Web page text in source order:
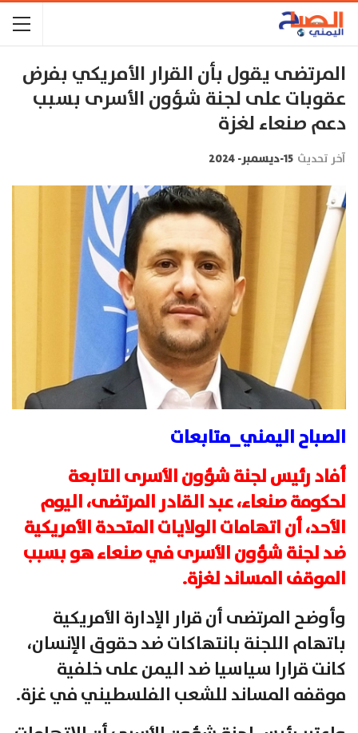
المرتضى يقول بأن القرار الأمريكي بفرض
عقوبات على لجنة شؤون الأسرى بسبب
دعم صنعاء لغزة
آخر تحديث 15-ديسمبر- 2024
الصباح اليمني_متابعات
أفاد رئيس لجنة شؤون الأسرى التابعة
لحكومة صنعاء، عبد القادر المرتضى، اليوم
الأحد، أن اتهامات الولايات المتحدة الأمريكية
ضد لجنة شؤون الأسرى في صنعاء هو بسبب
الموقف المساند لغزة.
وأوضح المرتضى أن قرار الإدارة الأمريكية
باتهام اللجنة بانتهاكات ضد حقوق الإنسان،
كانت قرارا سياسيا ضد اليمن على خلفية
موقفه المساند للشعب الفلسطيني في غزة.